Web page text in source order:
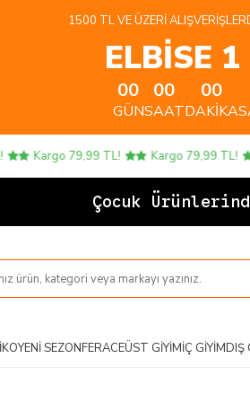
1500 TL VE ÜZERI
ELBİSE
00
GÜN
00
SAAT
00
DAKIKA
Kargo 79,99 TL! Kargo 79,99 TL!
Çocuk Ürünlerinde 4
YENI SEZONFERACEÜST GIYIMİÇ GIYIMDIŞ